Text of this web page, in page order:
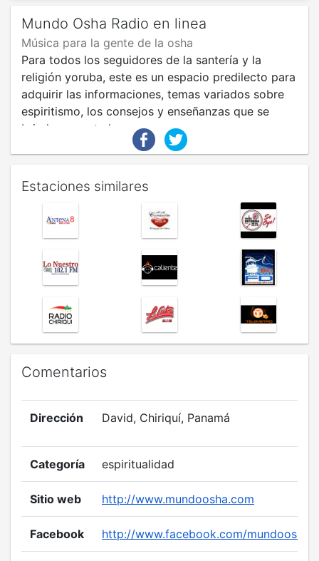
Mundo Osha Radio en linea
Música para la gente de la osha
Para todos los seguidores de la santería y la
religión yoruba, este es un espacio predilecto para
adquirir las informaciones, temas variados sobre
espiritismo, los consejos y enseñanzas que se
brindan en este lugar.
Estaciones similares
Comentarios
Dirección David, Chiriquí, Panamá
Categoría espiritualidad
Sitio web http://www.mundoosha.com
Facebook http://www.facebook.com/mundoosha/